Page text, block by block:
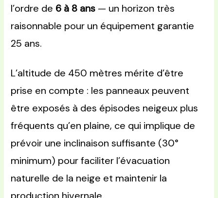
l’ordre de 6 à 8 ans — un horizon très
raisonnable pour un équipement garantie
25 ans.
L’altitude de 450 mètres mérite d’être
prise en compte : les panneaux peuvent
être exposés à des épisodes neigeux plus
fréquents qu’en plaine, ce qui implique de
prévoir une inclinaison suffisante (30°
minimum) pour faciliter l’évacuation
naturelle de la neige et maintenir la